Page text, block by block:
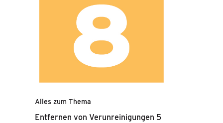
Alles zum Thema
Entfernen von Verunreinigungen 5